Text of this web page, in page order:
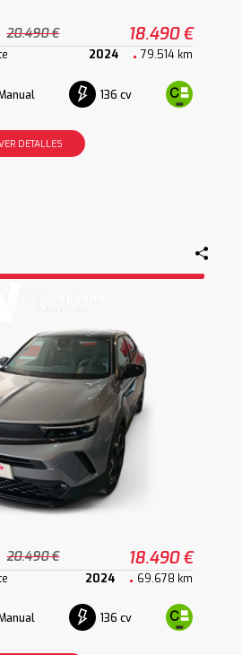
20.490 € 18.490 €
2024 79.514 km
136 cv
DETALLES
20.490 € 18.490 €
2024 69.678 km
136 cv